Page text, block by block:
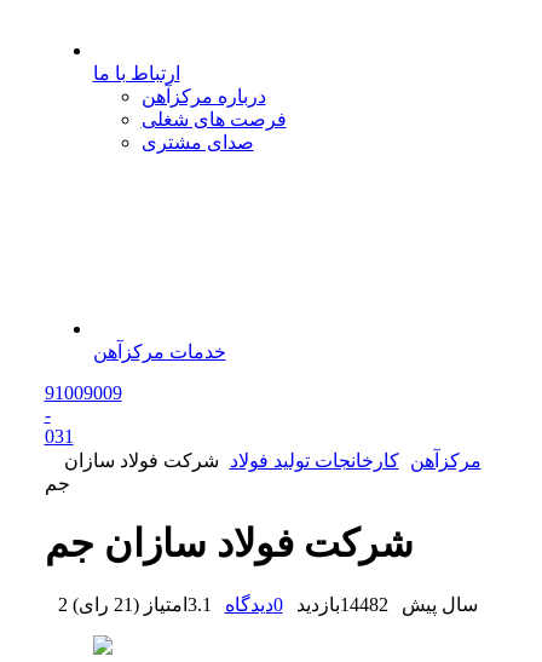
ارتباط با ما
درباره مرکزآهن
فرصت های شغلی
صدای مشتری
خدمات مرکزآهن
91009009
-
031
مرکزآهن
کارخانجات تولید فولاد
شرکت فولاد سازان
جم
شرکت فولاد سازان جم
2 سال پیش 14482بازدید 0دیدگاه 3.1 امتیاز (21 رای )